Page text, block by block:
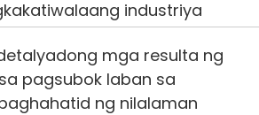
industriya
mga resulta ng
pagsubok laban sa
ng nilalaman